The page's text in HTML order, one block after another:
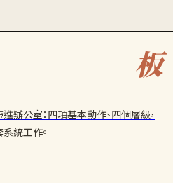
板
辦公室：四項基本動作、四個層級，
統工作。